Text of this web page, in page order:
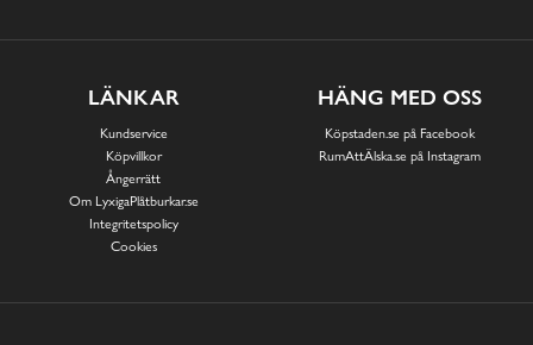
LÄNKAR
Kundservice
Köpvillkor
Ångerrätt
Om LyxigaPlåtburkar.se
Integritetspolicy
Cookies
HÄNG MED OSS
Köpstaden.se på Facebook
RumAttÄlska.se på Instagram